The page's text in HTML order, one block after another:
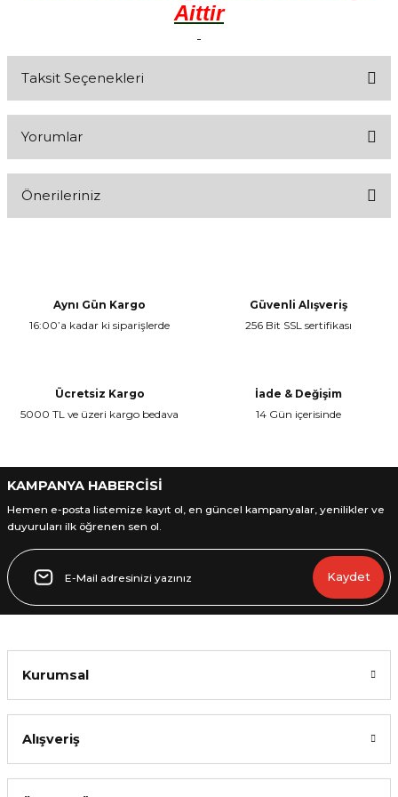
Aittir
Taksit Seçenekleri
Yorumlar
Önerileriniz
Ürün resmi kalitesiz, bozuk veya görüntülenemiyor.
Gönder
Aynı Gün Kargo
16:00’a kadar ki siparişlerde
Güvenli Alışveriş
256 Bit SSL sertifikası
Ücretsiz Kargo
5000 TL ve üzeri kargo bedava
İade & Değişim
14 Gün içerisinde
KAMPANYA HABERCİSİ
Hemen e-posta listemize kayıt ol, en güncel kampanyalar, yenilikler ve
duyuruları ilk öğrenen sen ol.
Kaydet
Kurumsal
Alışveriş